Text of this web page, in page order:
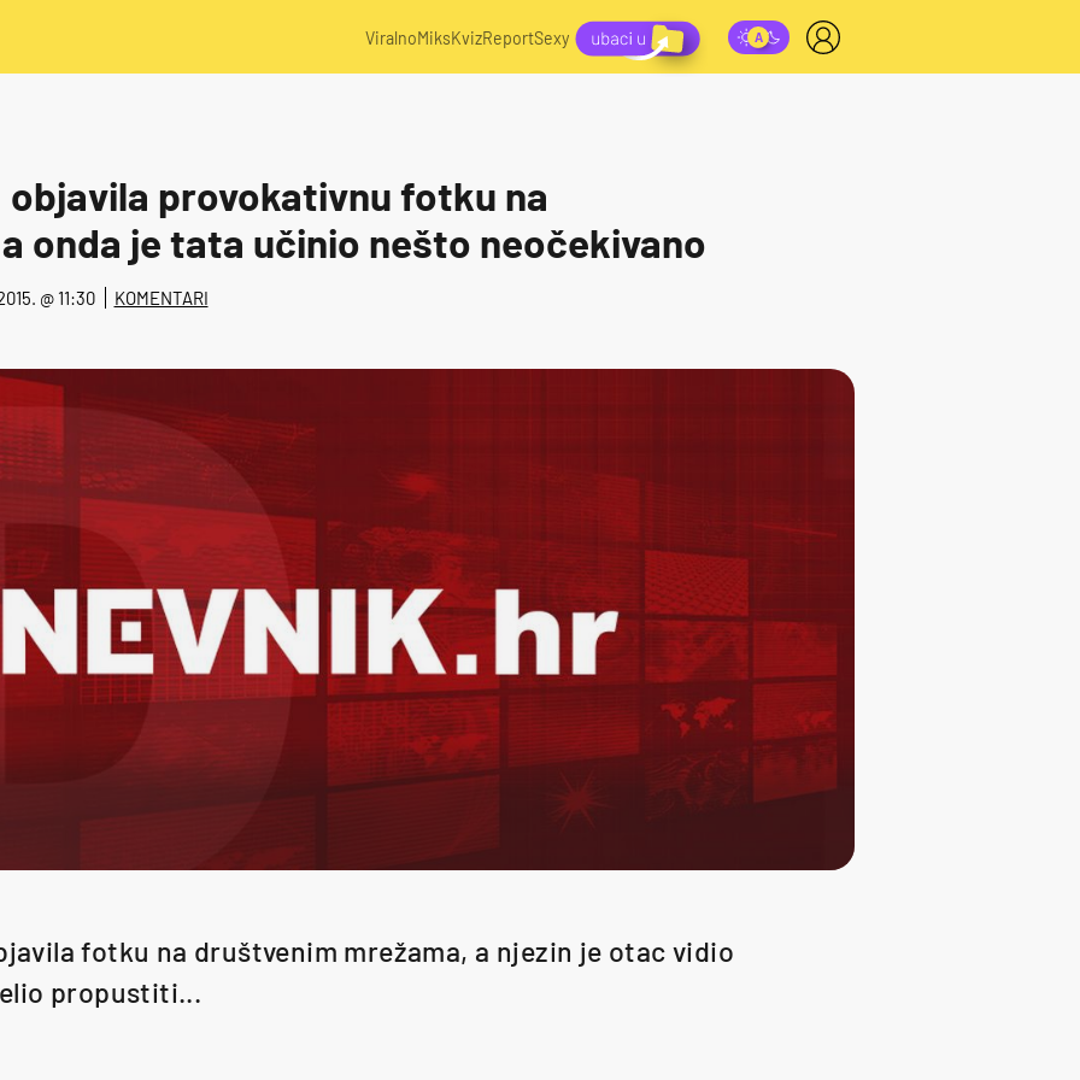
ViralnoMiksKvizReportSexy
provokativnu fotku na
onda je tata učinio nešto neočekivano
@ 11:30 KOMENTARI
fotku na društvenim mrežama, a njezin je otac vidio
propustiti...